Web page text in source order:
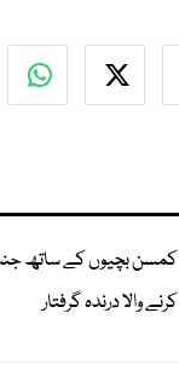
کمسن بچیوں کے ساتھ
کرنے والا درندہ گرفتار